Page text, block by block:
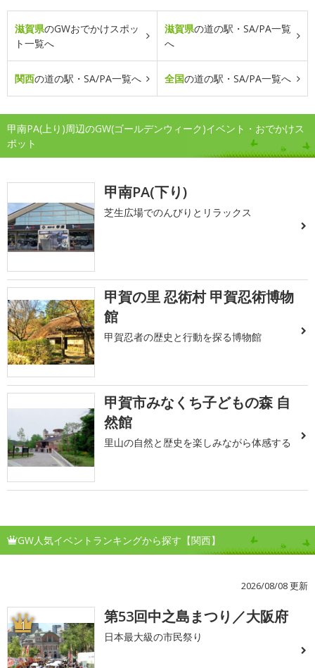
滋賀県のGWおでかけスポッ
ト一覧へ
滋賀県の道の駅・SA/PA一覧
へ
関西の道の駅・SA/PA一覧へ 全国の道の駅・SA/PA一覧へ
甲南PA(上り)周辺のGW(ゴールデンウィーク)イベント・おでかけス
ポット
甲南PA(下り)
芝生広場でのんびりとリラックス
甲賀の里 忍術村 甲賀忍術博物
館
甲賀忍者の歴史と行動を探る博物館
甲賀市みなくち子どもの森 自
然館
里山の自然と歴史を楽しみながら体感する
GW人気イベントランキングから探す【関西】
2026/08/08 更新
1 第53回中之島まつり／大阪府
日本最大級の市民祭り